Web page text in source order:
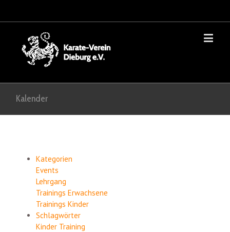
Kalender
Kategorien
Events
Lehrgang
Trainings Erwachsene
Trainings Kinder
Schlagwörter
Kinder Training